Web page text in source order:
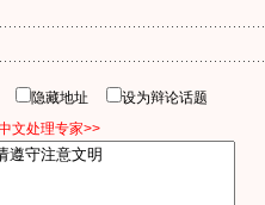
隐藏地址
设为辩论话题
文处理专家>>